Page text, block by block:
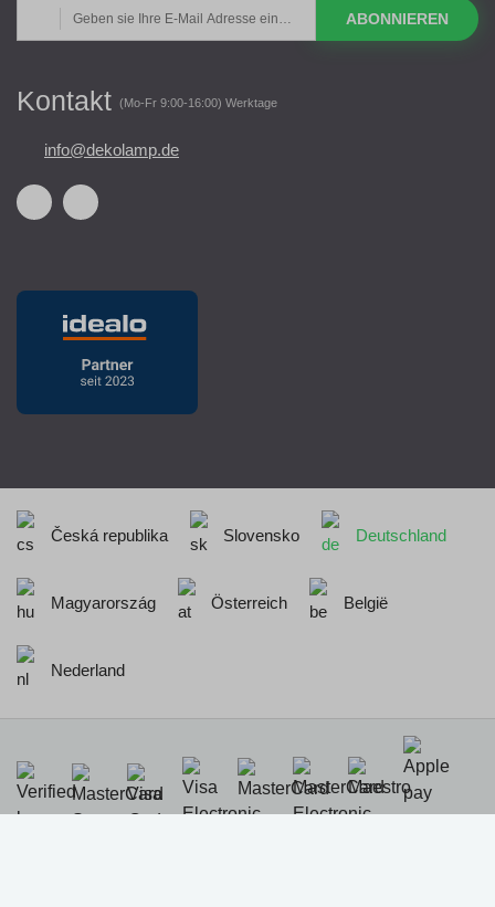
ABONNIEREN
Kontakt (Mo-Fr 9:00-16:00) Werktage
info@dekolamp.de
Česká republika Slovensko Deutschland
Magyarország Österreich België
Nederland